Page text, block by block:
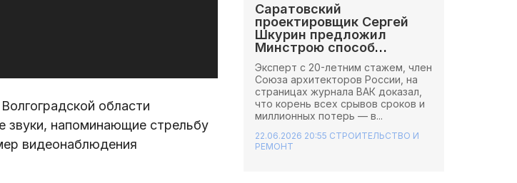
области
звуки, напоминающие стрельбу
видеонаблюдения
Саратовский
проектировщик Сергей
Шкурин предложил
Минстрою способ
сэкономить миллионы на
стройках
Эксперт с 20-летним стажем, член
Союза архитекторов России, на
страницах журнала ВАК доказал,
что корень всех срывов сроков и
миллионных потерь — в...
22.06.2026 20:55 СТРОИТЕЛЬСТВО И
РЕМОНТ